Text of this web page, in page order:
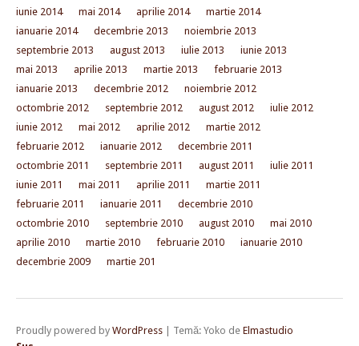
iunie 2014
mai 2014 aprilie 2014
martie 2014
ianuarie 2014
decembrie 2013
noiembrie 2013
septembrie 2013
august 2013 iulie 2013
iunie 2013
mai 2013
aprilie 2013 martie 2013
februarie 2013
ianuarie 2013
decembrie 2012
noiembrie 2012
octombrie 2012
septembrie 2012 august 2012
iulie 2012
iunie 2012
mai 2012 aprilie 2012
martie 2012
februarie 2012
ianuarie 2012
decembrie 2011
octombrie 2011
septembrie 2011 august 2011
iulie 2011
iunie 2011
mai 2011 aprilie 2011
martie 2011
februarie 2011
ianuarie 2011
decembrie 2010
octombrie 2010
septembrie 2010 august 2010
mai 2010
aprilie 2010
martie 2010 februarie 2010
ianuarie 2010
decembrie 2009
martie 201
Proudly powered by WordPress Temă: Yoko de Elmastudio